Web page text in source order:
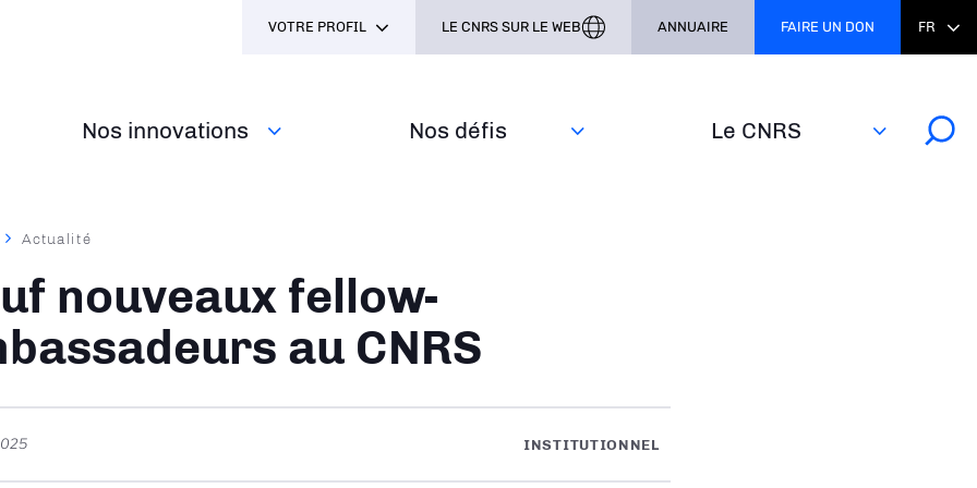
Nos innovations Nos défis‎ Le CNRS
VOTRE PROFIL LE CNRS SUR LE WEB ANNUAIRE FAIRE UN DON FR
Actualité
nouveaux fellow-
au CNRS
INSTITUTIONNEL